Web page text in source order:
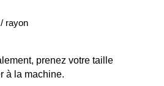
rayon
prenez votre taille
à la machine.